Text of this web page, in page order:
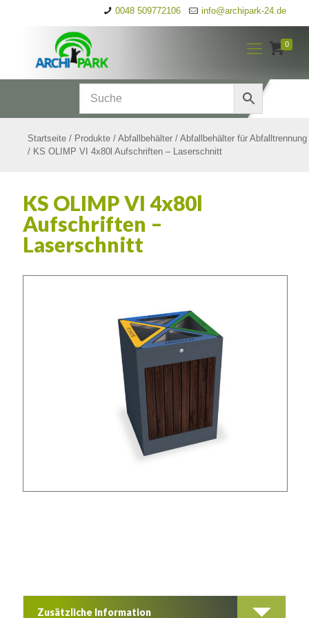
0048 509772106 info@archipark-24.de
0
Startseite / Produkte / Abfallbehälter / Abfallbehälter für Abfalltrennung
/ KS OLIMP VI 4x80l Aufschriften – Laserschnitt
KS OLIMP VI 4x80l
Aufschriften –
Laserschnitt
Zusätzliche Information